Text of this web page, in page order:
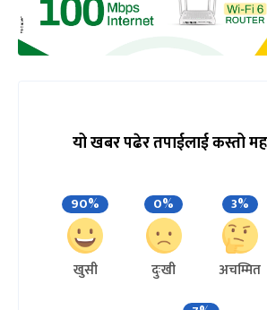
यो खबर पढेर तपाईलाई कस्तो
90%
खुसी
0%
दुःखी
3%
अचम्मित